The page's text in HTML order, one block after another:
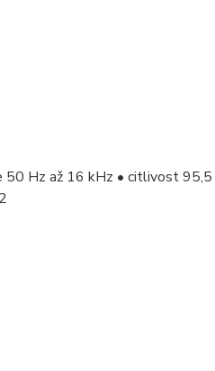
50 Hz až 16 kHz • citlivost